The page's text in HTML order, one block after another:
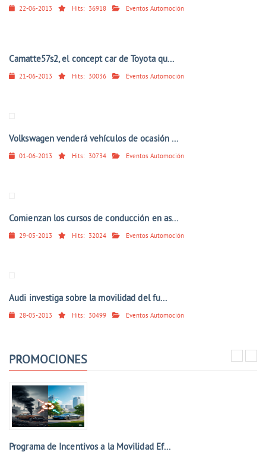
22-06-2013 Hits: 36918 Eventos Automoción
Camatte57s2, el concept car de Toyota qu...
21-06-2013 Hits: 30036 Eventos Automoción
Volkswagen venderá vehículos de ocasión ...
01-06-2013 Hits: 30734 Eventos Automoción
Comienzan los cursos de conducción en as...
29-05-2013 Hits: 32024 Eventos Automoción
Audi investiga sobre la movilidad del fu...
28-05-2013 Hits: 30499 Eventos Automoción
PROMOCIONES
Programa de Incentivos a la Movilidad Ef...